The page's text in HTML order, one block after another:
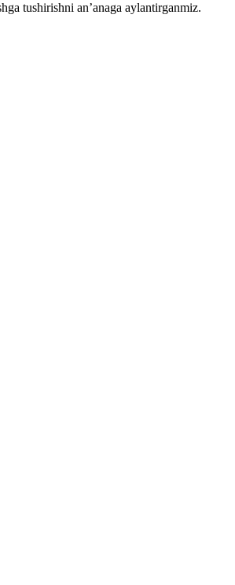
tushirishni an’anaga aylantirganmiz.